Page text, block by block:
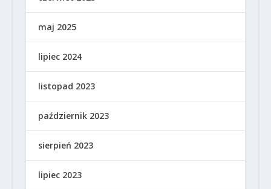
maj 2025
lipiec 2024
listopad 2023
październik 2023
sierpień 2023
lipiec 2023